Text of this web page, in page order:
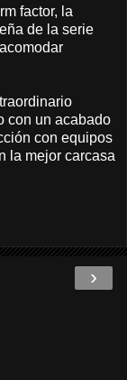
factor, la
de la serie
con un acabado
con equipos
la mejor carcasa
›